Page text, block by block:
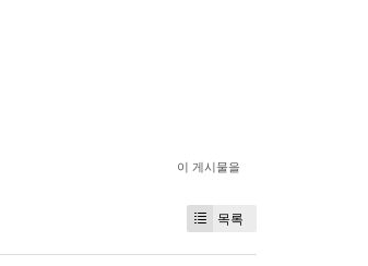
이 게시물을
목록